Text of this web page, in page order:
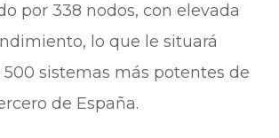
por 338 nodos, con elevada
lo que le situará
sistemas más potentes de
de España.